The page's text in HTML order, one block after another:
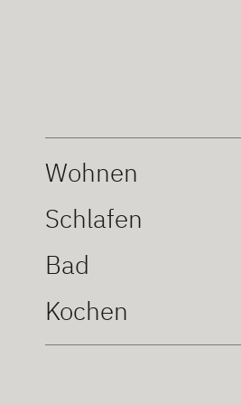
Wohnen
Schlafen
Bad
Kochen